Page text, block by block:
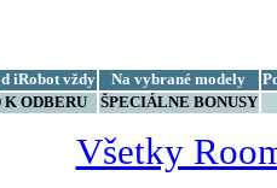
iRobot vždy Na vybrané modely
K ODBERU
ŠPECIÁLNE BONUSY
Všetky